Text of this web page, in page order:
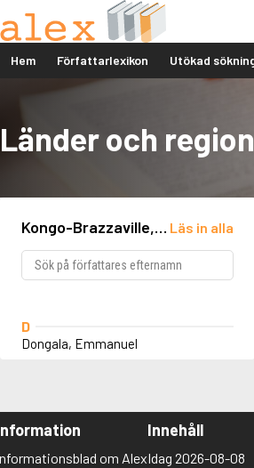
Hem Författarlexikon Utökad
Länder och
Kongo-Brazzaville,
Läs in alla
D
Dongala, Emmanuel
om Alex
Innehåll
Idag 2026-08-08